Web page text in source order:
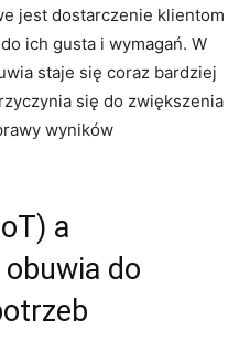
jest⁣ dostarczenie klientom
ich gusta​ i wymagań. W
​staje się coraz ‌bardziej
się ⁢do ‍zwiększenia
wyników
a
do